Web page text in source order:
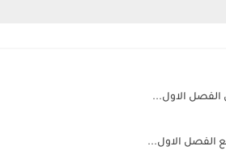
الفصل الاول...
الفصل الاول...